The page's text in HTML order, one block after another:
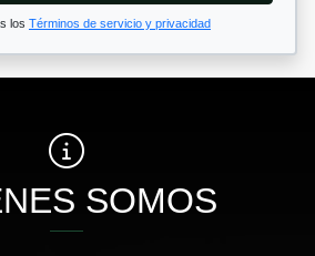
los Términos de servicio y privacidad
SOMOS